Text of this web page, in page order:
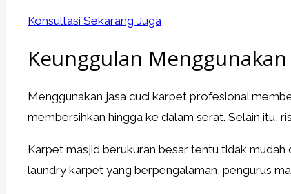
Konsultasi Sekarang Juga
Keunggulan
Menggunakan jasa cuci karpet profesional
membersihkan hingga ke dalam serat. Selain itu,
Karpet masjid berukuran besar tentu tidak mudah
laundry karpet yang berpengalaman, pengurus